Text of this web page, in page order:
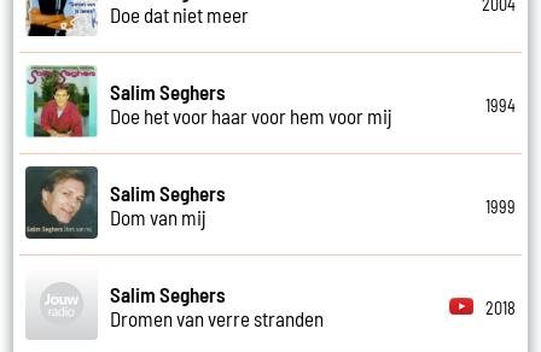
Doe dat niet meer
Salim Seghers
Doe het voor haar voor hem voor mij
1994
Salim Seghers
Dom van mij
1999
Salim Seghers
Dromen van verre stranden
2018